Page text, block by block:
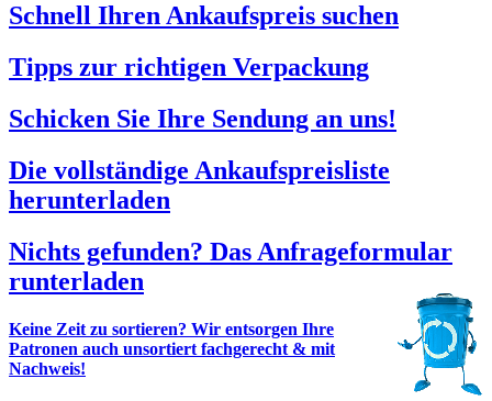
Schnell Ihren Ankaufspreis suchen
Tipps zur richtigen Verpackung
Schicken Sie Ihre Sendung an uns!
Die vollständige Ankaufspreisliste
herunterladen
Nichts gefunden? Das Anfrageformular
runterladen
Keine Zeit zu sortieren? Wir entsorgen Ihre
Patronen auch unsortiert fachgerecht & mit
Nachweis!